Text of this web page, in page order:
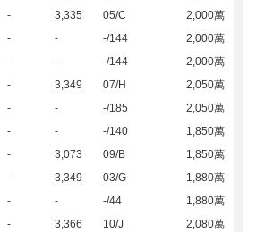
- 3,335 05/C
2,000萬
- - -/144
2,000萬
- - -/144
2,000萬
- 3,349 07/H
2,050萬
- - -/185
2,050萬
- - -/140
1,850萬
- 3,073 09/B
1,850萬
- 3,349 03/G
1,880萬
- - -/44
1,880萬
- 3,366 10/J
2,080萬